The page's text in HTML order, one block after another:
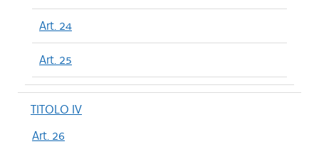
Art. 24
Art. 25
TITOLO IV
Art. 26